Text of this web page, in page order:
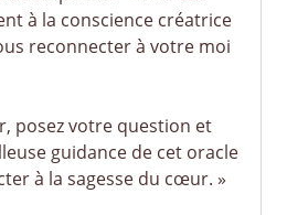
à la conscience créatrice
reconnecter à votre moi
posez votre question et
guidance de cet oracle
à la sagesse du cœur. »